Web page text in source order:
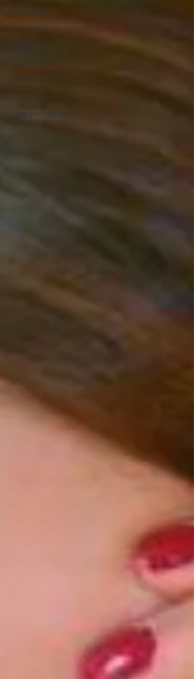
Respiration
Ressources
Sécurité
Sommeil
Sophrologie
Stress
Transgénérationnel